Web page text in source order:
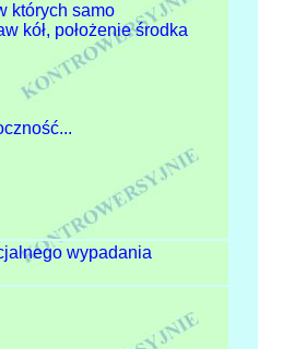
których samo
kół, położenie środka
wypadania